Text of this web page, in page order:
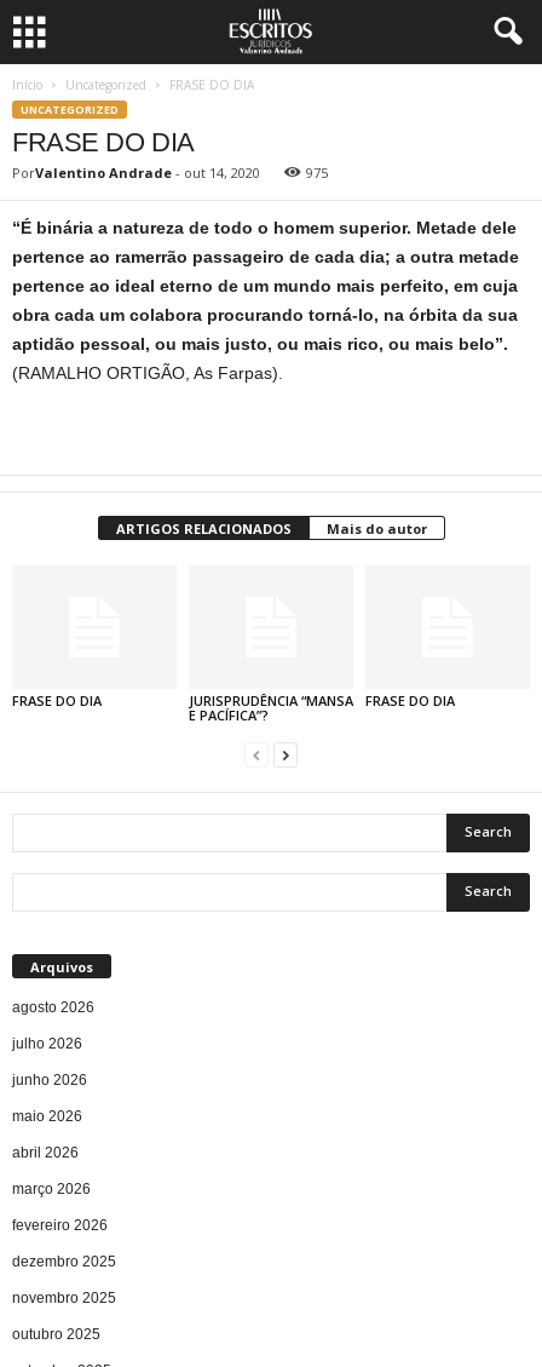
Início Uncategorized FRASE DO DIA
UNCATEGORIZED
FRASE DO DIA
PorValentino Andrade - out 14, 2020 975
“É binária a natureza de todo o homem superior. Metade dele
pertence ao ramerrão passageiro de cada dia; a outra metade
pertence ao ideal eterno de um mundo mais perfeito, em cuja
obra cada um colabora procurando torná-lo, na órbita da sua
aptidão pessoal, ou mais justo, ou mais rico, ou mais belo”.
(RAMALHO ORTIGÃO, As Farpas).
ARTIGOS RELACIONADOS Mais do autor
FRASE DO DIA
JURISPRUDÊNCIA “MANSA
E PACÍFICA”?
FRASE DO DIA
Arquivos
agosto 2026
julho 2026
junho 2026
maio 2026
abril 2026
março 2026
fevereiro 2026
dezembro 2025
novembro 2025
outubro 2025